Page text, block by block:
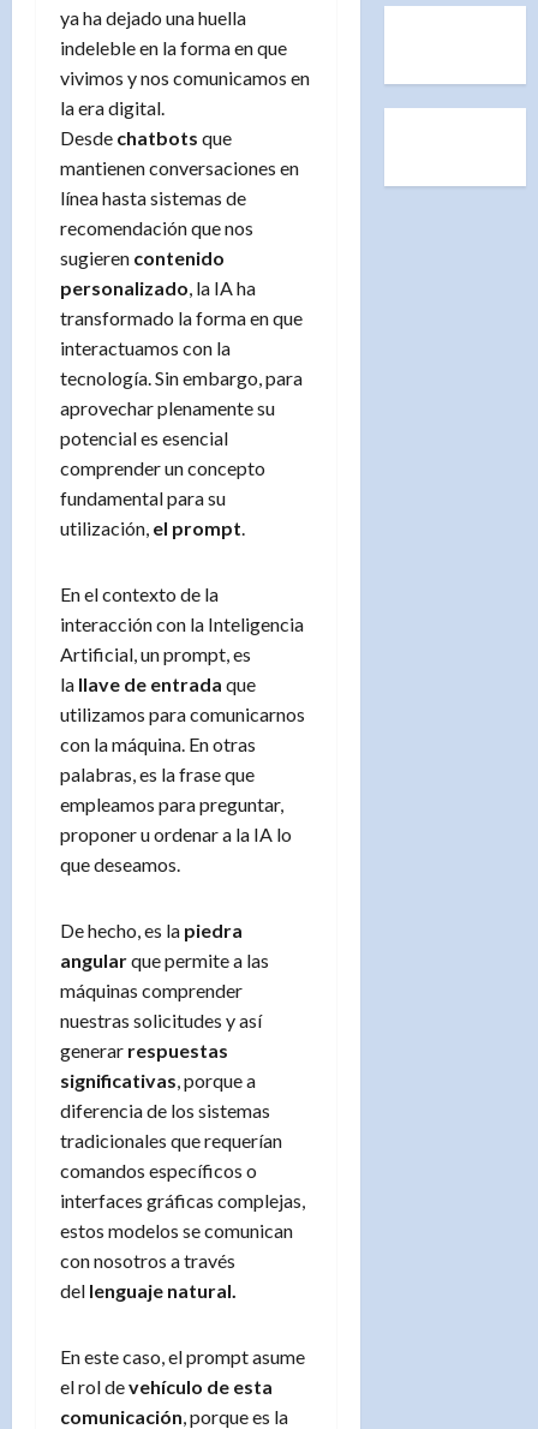
ya ha dejado una huella
indeleble en la forma en que
vivimos y nos comunicamos en
la era digital.
Desde chatbots que
mantienen conversaciones en
línea hasta sistemas de
recomendación que nos
sugieren contenido
personalizado , la IA ha
transformado la forma en que
interactuamos con la
tecnología. Sin embargo, para
aprovechar plenamente su
potencial es esencial
comprender un concepto
fundamental para su
utilización, el prompt
En el contexto de la
interacción con la Inteligencia
Artificial, un prompt, es
la llave de entrada que
utilizamos para comunicarnos
con la máquina. En otras
palabras, es la frase que
empleamos para preguntar,
proponer u ordenar a la IA lo
que deseamos.
De hecho, es la piedra
angularque permite a las
máquinas comprender
nuestras solicitudes y así
generar respuestas
significativas , porque a
diferencia de los sistemas
tradicionales que requerían
comandos específicos o
interfaces gráficas complejas,
estos modelos se comunican
con nosotros a través
del lenguaje natural.
En este caso, el prompt asume
el rol devehículo de esta
comunicación , porque es la